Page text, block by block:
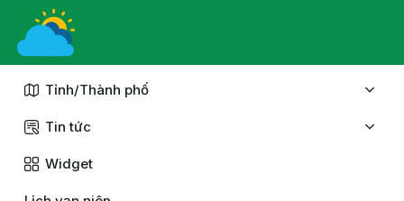
Chuyển
nội
Tỉnh/Thành phố
Tin tức
Widget